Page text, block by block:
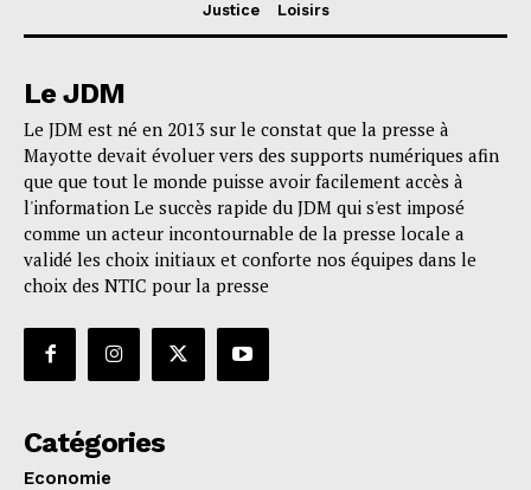
Justice
Loisirs
Le JDM
Le JDM est né en 2013 sur le constat que la presse à
Mayotte devait évoluer vers des supports numériques afin
que que tout le monde puisse avoir facilement accès à
l'information Le succès rapide du JDM qui s'est imposé
comme un acteur incontournable de la presse locale a
validé les choix initiaux et conforte nos équipes dans le
choix des NTIC pour la presse
Catégories
Economie